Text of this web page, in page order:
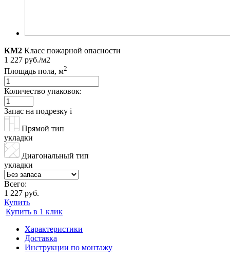
КМ2 Класс пожарной опасности
1 227 руб./м2
Площадь пола, м2
Количество упаковок:
Запас на подрезку i
Прямой тип
укладки
Диагональный тип
укладки
Всего:
1 227 руб.
Купить
Купить в 1 клик
Характеристики
Доставка
Инструкции по монтажу